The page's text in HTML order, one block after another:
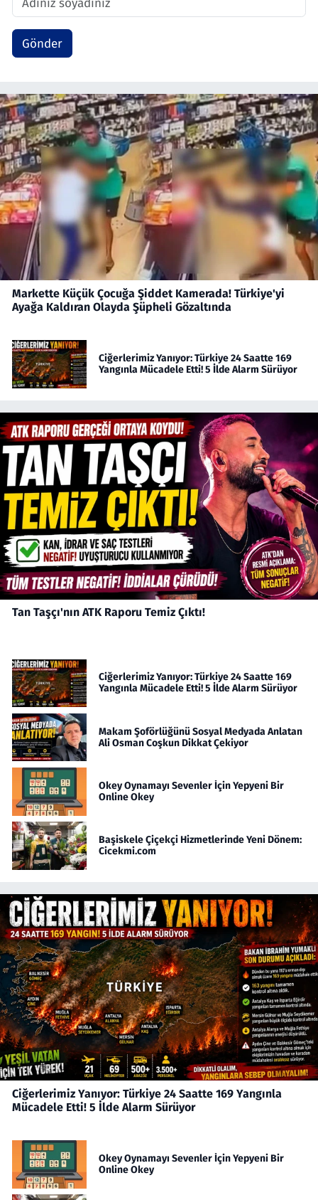
Gönder
Markette Küçük Çocuğa Şiddet Kamerada! Türkiye'yi
Ayağa Kaldıran Olayda Şüpheli Gözaltında
Ciğerlerimiz Yanıyor: Türkiye 24 Saatte 169
Yangınla Mücadele Etti! 5 İlde Alarm Sürüyor
Tan Taşçı'nın ATK Raporu Temiz Çıktı!
Ciğerlerimiz Yanıyor: Türkiye 24 Saatte 169
Yangınla Mücadele Etti! 5 İlde Alarm Sürüyor
Makam Şoförlüğünü Sosyal Medyada Anlatan
Ali Osman Coşkun Dikkat Çekiyor
Okey Oynamayı Sevenler İçin Yepyeni Bir
Online Okey
Başiskele Çiçekçi Hizmetlerinde Yeni Dönem:
Cicekmi.com
Ciğerlerimiz Yanıyor: Türkiye 24 Saatte 169 Yangınla
Mücadele Etti! 5 İlde Alarm Sürüyor
Okey Oynamayı Sevenler İçin Yepyeni Bir
Online Okey